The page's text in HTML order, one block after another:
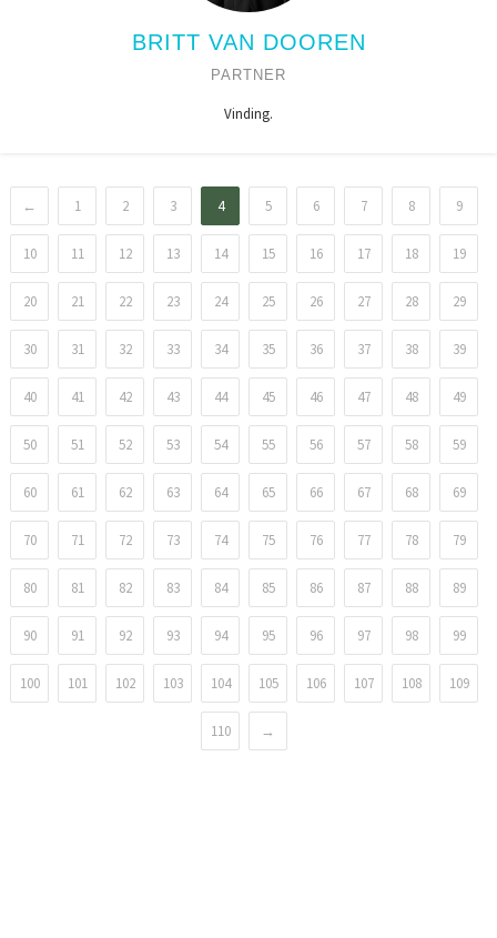
BRITT VAN DOOREN
PARTNER
Vinding.
← 1 2 3 4 5 6 7 8 9
10 11 12 13 14 15 16 17 18 19
20 21 22 23 24 25 26 27 28 29
30 31 32 33 34 35 36 37 38 39
40 41 42 43 44 45 46 47 48 49
50 51 52 53 54 55 56 57 58 59
60 61 62 63 64 65 66 67 68 69
70 71 72 73 74 75 76 77 78 79
80 81 82 83 84 85 86 87 88 89
90 91 92 93 94 95 96 97 98 99
100 101 102 103 104 105 106 107 108 109
110 →